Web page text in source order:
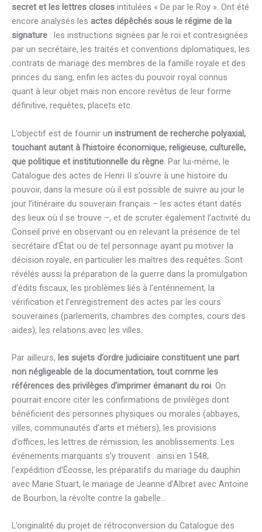
secret et les lettres closes intitulées « De par le Roy ». Ont été
encore analysés les actes dépêchés sous le régime de la
signature : les instructions signées par le roi et contresignées
par un secrétaire, les traités et conventions diplomatiques, les
contrats de mariage des membres de la famille royale et des
princes du sang, enfin les actes du pouvoir royal connus
quant à leur objet mais non encore revêtus de leur forme
définitive, requêtes, placets etc.
L’objectif est de fournir un instrument de recherche polyaxial,
touchant autant à l’histoire économique, religieuse, culturelle,
que politique et institutionnelle du règne. Par lui-même, le
Catalogue des actes de Henri II s’ouvre à une histoire du
pouvoir, dans la mesure où il est possible de suivre au jour le
jour l’itinéraire du souverain français – les actes étant datés
des lieux où il se trouve –, et de scruter également l’activité du
Conseil privé en observant ou en relevant la présence de tel
secrétaire d’État ou de tel personnage ayant pu motiver la
décision royale, en particulier les maîtres des requêtes. Sont
révélés aussi la préparation de la guerre dans la promulgation
d’édits fiscaux, les problèmes liés à l’entérinement, la
vérification et l’enregistrement des actes par les cours
souveraines (parlements, chambres des comptes, cours des
aides), les relations avec les villes.
Par ailleurs, les sujets d’ordre judiciaire constituent une part
non négligeable de la documentation, tout comme les
références des privilèges d’imprimer émanant du roi. On
pourrait encore citer les confirmations de privilèges dont
bénéficient des personnes physiques ou morales (abbayes,
villes, communautés d’arts et métiers), les provisions
d’offices, les lettres de rémission, les anoblissements. Les
événements marquants s’y trouvent : ainsi en 1548,
l’expédition d’Écosse, les préparatifs du mariage du dauphin
avec Marie Stuart, le mariage de Jeanne d’Albret avec Antoine
de Bourbon, la révolte contre la gabelle…
L’originalité du projet de rétroconversion du Catalogue des